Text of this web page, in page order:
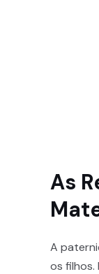
As
A
os filhos.